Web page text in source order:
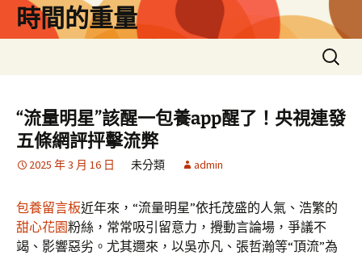
時間的重量
搜
尋
鍵
字:
“流量明星”該醒一包養app醒了！央視連發
五條網評抨擊流弊
2025 年 3 月 16 日 未分類 admin
包養留言板近年來，“流量明星”依托茂盛的人氣、浩繁的
甜心花園粉絲，常常吸引留意力，攪動言論場，爭議不
竭、影響惡劣。尤其邇來，以吳亦凡、張哲瀚等“頂流”為